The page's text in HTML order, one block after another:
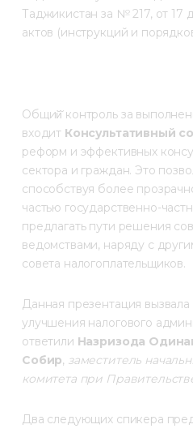
Таджикистан за № 217, от 17
актов (инструкций и
Общий̆ контроль за
входит Консультативный
реформ и эффективных
сектора и граждан. Это
способствуя более
частью государственно-
предлагать пути решения
ведомствами, наряду с
совета налогоплательщиков.
Данная презентация
улучшения налогового
ответили Назризода
Собир, заместитель
комитета при
Два следующих спикера